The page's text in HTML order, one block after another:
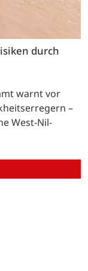
durch
warnt vor
–
West-Nil-